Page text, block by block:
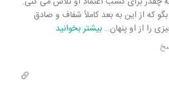
که از این به بعد کاملاً شفاف و صادق
را از او پنهان… بیشتر بخوانید